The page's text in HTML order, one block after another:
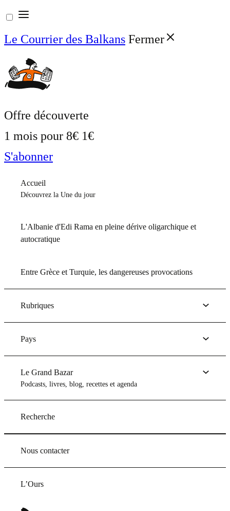
Aller
au
contenu
Le Courrier des Balkans Fermer
Offre découverte
1 mois pour 8€ 1€
S'abonner
Accueil
Découvrez la Une du jour
L'Albanie d'Edi Rama en pleine dérive oligarchique et
autocratique
Entre Grèce et Turquie, les dangereuses provocations
Rubriques
Pays
Le Grand Bazar
Podcasts, livres, blog, recettes et agenda
Recherche
Nous contacter
L’Ours